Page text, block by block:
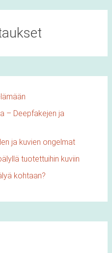
– Deepfakejen ja
ja kuvien ongelmat
tuotettuihin kuviin
kohtaan?